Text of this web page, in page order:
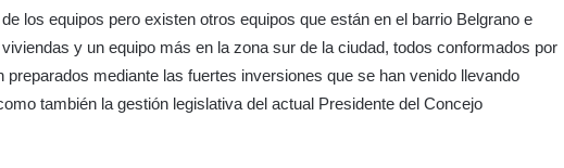
los equipos pero existen otros equipos que están en el barrio Belgrano e
y un equipo más en la zona sur de la ciudad, todos conformados por
mediante las fuertes inversiones que se han venido llevando
también la gestión legislativa del actual Presidente del Concejo